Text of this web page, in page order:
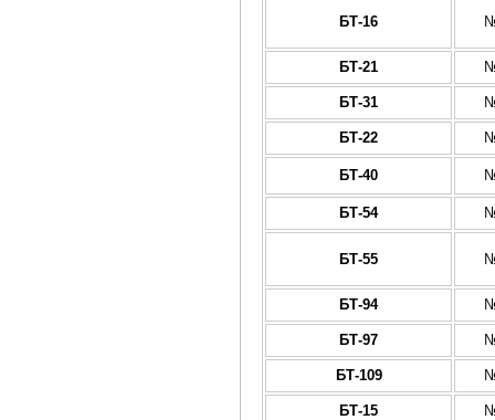
БТ-16
БТ-21
БТ-31
БТ-22
БТ-40
БТ-54
БТ-55
БТ-94
БТ-97
БТ-109
БТ-15